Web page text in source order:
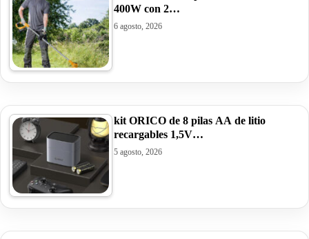
400W con 2…
6 agosto, 2026
kit ORICO de 8 pilas AA de litio
recargables 1,5V…
5 agosto, 2026